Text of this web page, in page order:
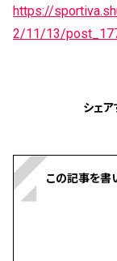
https://
2/11/13/
シェア
この記事を書